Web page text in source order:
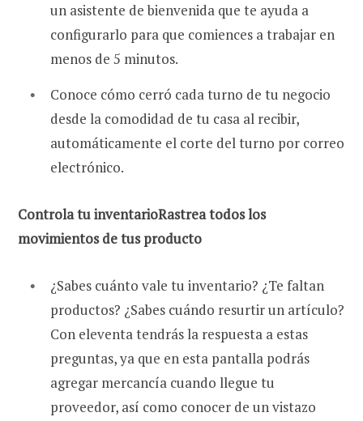
un asistente de bienvenida que te ayuda a
configurarlo para que comiences a trabajar en
menos de 5 minutos.
Conoce cómo cerró cada turno de tu negocio
desde la comodidad de tu casa al recibir,
automáticamente el corte del turno por correo
electrónico.
Controla tu inventarioRastrea todos los
movimientos de tus producto
¿Sabes cuánto vale tu inventario? ¿Te faltan
productos? ¿Sabes cuándo resurtir un artículo?
Con eleventa tendrás la respuesta a estas
preguntas, ya que en esta pantalla podrás
agregar mercancía cuando llegue tu
proveedor, así como conocer de un vistazo